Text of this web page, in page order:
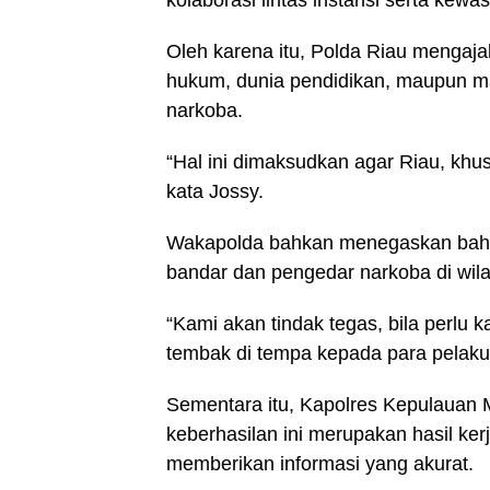
Oleh karena itu, Polda Riau
hukum, dunia pendidikan, maupun
narkoba.
“Hal ini dimaksudkan agar Riau,
kata Jossy.
Wakapolda bahkan menegaskan
bandar dan pengedar narkoba di
“Kami akan tindak tegas, bila perlu
tembak di tempa kepada para
Sementara itu, Kapolres Kepulauan
keberhasilan ini merupakan hasil
memberikan informasi yang akurat.